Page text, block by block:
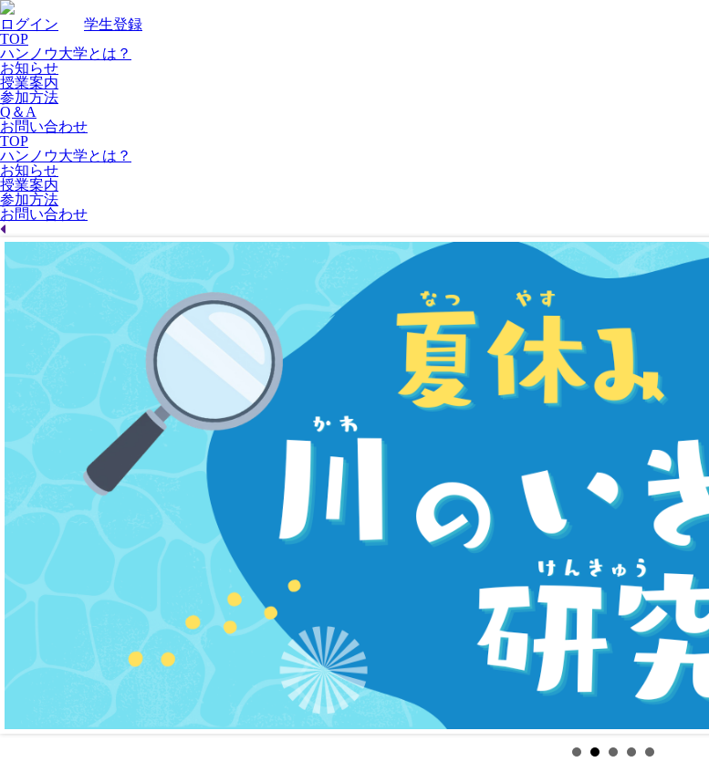
ログイン
学生登録
TOP
ハンノウ大学とは？
お知らせ
授業案内
参加方法
Q＆A
お問い合わせ
TOP
ハンノウ大学とは？
お知らせ
授業案内
参加方法
お問い合わせ